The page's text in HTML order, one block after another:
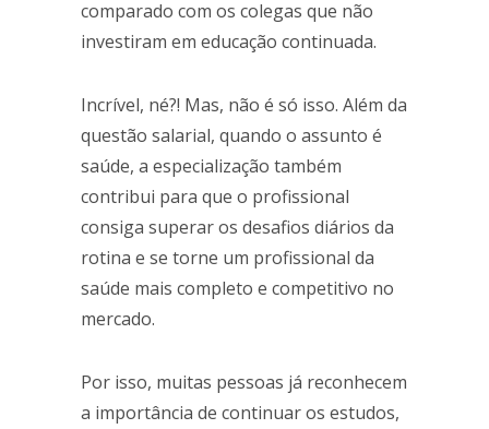
comparado com os colegas que não
investiram em educação continuada.
Incrível, né?! Mas, não é só isso. Além da
questão salarial, quando o assunto é
saúde, a especialização também
contribui para que o profissional
consiga superar os desafios diários da
rotina e se torne um profissional da
saúde mais completo e competitivo no
mercado.
Por isso, muitas pessoas já reconhecem
a importância de continuar os estudos,